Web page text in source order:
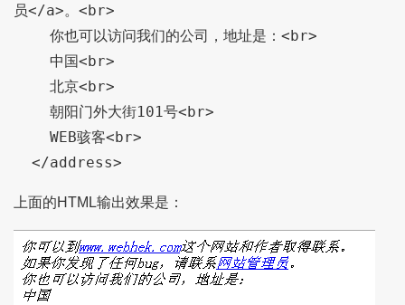
员</a>。<br>
上面的HTML输出效果是：